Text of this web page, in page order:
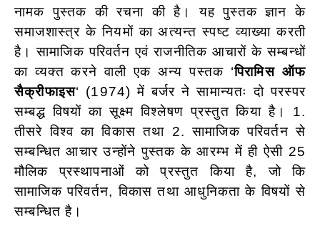
नामक पुस्तक की रचना की है। यह पुस्तक ज्ञान के
समाजशास्त्र के नियमों का अत्यन्त स्पष्ट व्याख्या करती
है। सामाजिक परिवर्तन एवं राजनीतिक आचारों के सम्बन्धों
का व्यक्त करने वाली एक अन्य पस्तक ‘पिरामिस ऑफ
सैक्रीफाइस‘ (1974) में बर्जर ने सामान्यतः दो परस्पर
सम्बद्ध विषयों का सूक्ष्म विश्लेषण प्रस्तुत किया है। 1.
तीसरे विश्व का विकास तथा 2. सामाजिक परिवर्तन से
सम्बन्धित आचार उन्होंने पुस्तक के आरम्भ में ही ऐसी 25
मौलिक प्रस्थापनाओं को प्रस्तुत किया है, जो कि
सामाजिक परिवर्तन, विकास तथा आधुनिकता के विषयों से
सम्बन्धित है।